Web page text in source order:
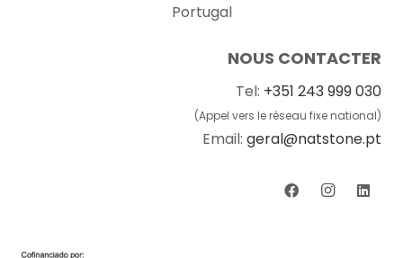
Portugal
NOUS CONTACTER
Tel: +351 243 999 030
(Appel vers le réseau fixe national)
Email: geral@natstone.pt